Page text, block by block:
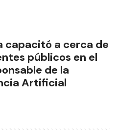
capacitó a cerca de
públicos en el
de la
Artificial